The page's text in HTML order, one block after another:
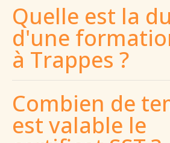
Quelle est la
d'une
à Trappes ?
La formation initiale SST dure 14
généralement réparties sur deux
consécutives. Ce format permet
compétences nécessaires pour
efficacement lors d'un accident
Combien de
est valable le